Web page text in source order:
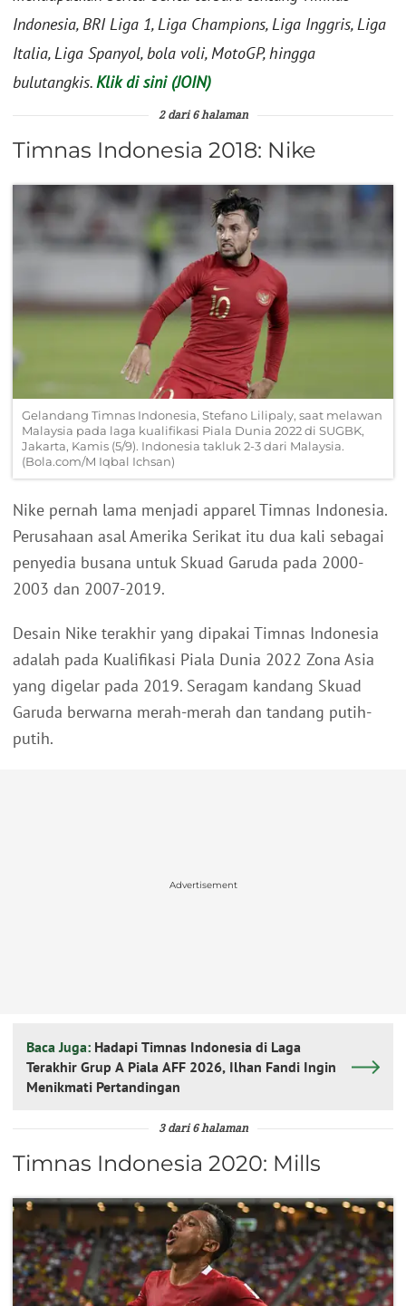
Indonesia, BRI Liga 1, Liga Champions, Liga Inggris, Liga
Italia, Liga Spanyol, bola voli, MotoGP, hingga
bulutangkis.Klik di sini (JOIN)
2 dari 6 halaman
Timnas Indonesia 2018: Nike
Gelandang Timnas Indonesia, Stefano Lilipaly, saat melawan
Malaysia pada laga kualifikasi Piala Dunia 2022 di SUGBK,
Jakarta, Kamis (5/9). Indonesia takluk 2-3 dari Malaysia.
(Bola.com/M Iqbal Ichsan)
Nike pernah lama menjadi apparel Timnas Indonesia.
Perusahaan asal Amerika Serikat itu dua kali sebagai
penyedia busana untuk Skuad Garuda pada 2000-
2003 dan 2007-2019.
Desain Nike terakhir yang dipakai Timnas Indonesia
adalah pada Kualifikasi Piala Dunia 2022 Zona Asia
yang digelar pada 2019. Seragam kandang Skuad
Garuda berwarna merah-merah dan tandang putih-
putih.
Advertisement
Baca Juga: Hadapi Timnas Indonesia di Laga
Terakhir Grup A Piala AFF 2026, Ilhan Fandi Ingin
Menikmati Pertandingan
3 dari 6 halaman
Timnas Indonesia 2020: Mills